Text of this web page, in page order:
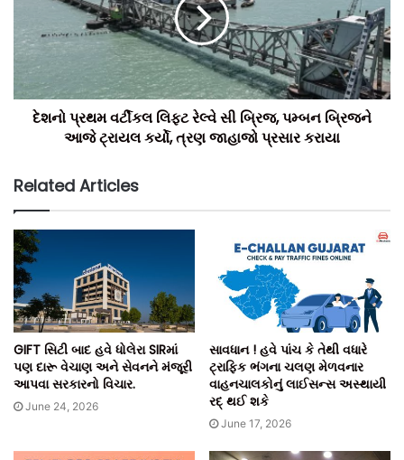
દેશનો પ્રથમ વર્ટીકલ લિફ્ટ રેલ્વે સી બ્રિજ, પમ્બન બ્રિજને
આજે ટ્રાયલ કર્યો, ત્રણ જાહાજો પ્રસાર કરાયા
Related Articles
GIFT સિટી બાદ હવે ધોલેરા SIRમાં
પણ દારૂ વેચાણ અને સેવનને મંજૂરી
આપવા સરકારનો વિચાર.
June 24, 2026
સાવધાન ! હવે પાંચ કે તેથી વધારે
ટ્રાફિક ભંગના ચલણ મેળવનાર
વાહનચાલકોનું લાઈસન્સ અસ્થાયી
રદ્ થઈ શકે
June 17, 2026